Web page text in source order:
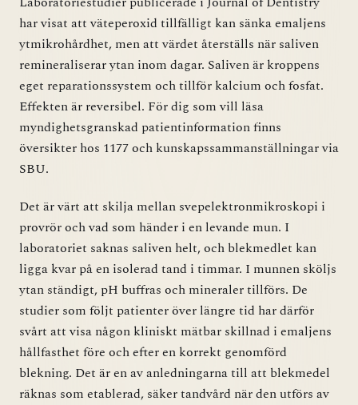
har visat att väteperoxid tillfälligt kan sänka emaljens
ytmikrohårdhet, men att värdet återställs när saliven
remineraliserar ytan inom dagar. Saliven är kroppens
eget reparationssystem och tillför kalcium och fosfat.
Effekten är reversibel. För dig som vill läsa
myndighetsgranskad patientinformation finns
översikter hos 1177och kunskapssammanställningar via
SBU.
Det är värt att skilja mellan svepelektronmikroskopi i
provrör och vad som händer i en levande mun. I
laboratoriet saknas saliven helt, och blekmedlet kan
ligga kvar på en isolerad tand i timmar. I munnen sköljs
ytan ständigt, pH buffras och mineraler tillförs. De
studier som följt patienter över längre tid har därför
svårt att visa någon kliniskt mätbar skillnad i emaljens
hållfasthet före och efter en korrekt genomförd
blekning. Det är en av anledningarna till att blekmedel
räknas som etablerad, säker tandvård när den utförs av